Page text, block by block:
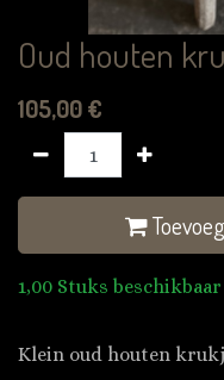
Oud houten
105,00€
1,00 Stuks beschikbaar
Klein oud houten